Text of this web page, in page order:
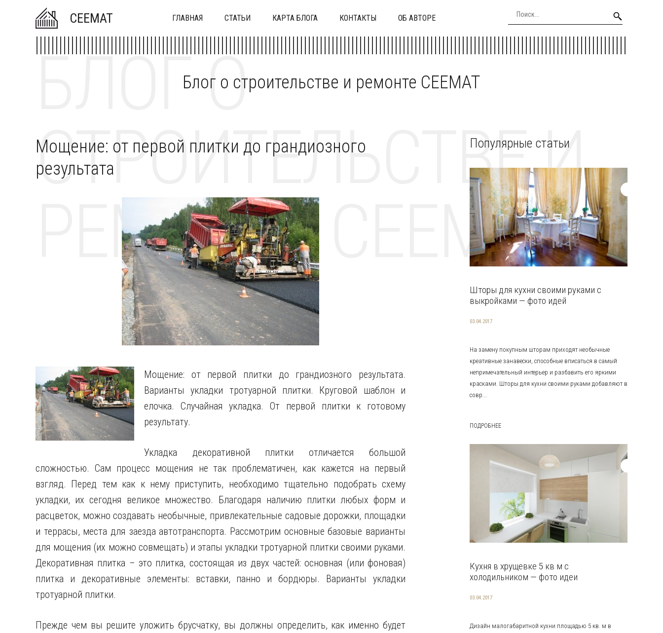
CEEMAT ГЛАВНАЯ СТАТЬИ КАРТА БЛОГА КОНТАКТЫ ОБ АВТОРЕ
Блог о строительстве и ремонте CEEMAT
БЛОГ О
СТРОИТЕЛЬСТВЕ И
РЕМОНТЕ CEEMAT
Мощение: от первой плитки до грандиозного
результата
Мощение: от первой плитки до грандиозного результата.
Варианты укладки тротуарной плитки. Круговой шаблон и
елочка. Случайная укладка. От первой плитки к готовому
результату.
Укладка декоративной плитки отличается большой
сложностью. Сам процесс мощения не так проблематичен, как кажется на первый
взгляд. Перед тем как к нему приступить, необходимо тщательно подобрать схему
укладки, их сегодня великое множество. Благодаря наличию плитки любых форм и
расцветок, можно создавать необычные, привлекательные садовые дорожки, площадки
и террасы, места для заезда автотранспорта. Рассмотрим основные базовые варианты
для мощения (их можно совмещать) и этапы укладки тротуарной плитки своими руками.
Декоративная плитка – это плитка, состоящая из двух частей: основная (или фоновая)
плитка и декоративные элементы: вставки, панно и бордюры. Варианты укладки
тротуарной плитки.
Прежде чем вы решите уложить брусчатку, вы должны определить, как именно будет
Популярные статьи
Шторы для кухни своими руками с
выкройками — фото идей
03.04.2017
На замену покупным шторам приходят необычные
креативные занавески, способные вписаться в самый
непримечательный интерьер и разбавить его яркими
красками. Шторы для кухни своими руками добавляют в
совр...
ПОДРОБНЕЕ
Кухня в хрущевке 5 кв м с
холодильником — фото идеи
03.04.2017
Дизайн малогабаритной кухни площадью 5 кв. м в